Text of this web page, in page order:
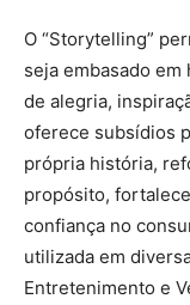
O “Storytelling”
seja embasado
de alegria,
oferece subsídios
própria história,
propósito,
confiança no
utilizada em
Entretenimento e